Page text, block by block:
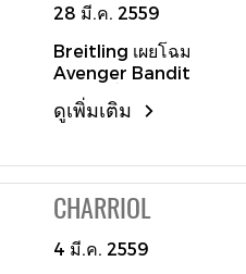
อิตาลี และในภายหลัง
ช่างนาฬิกามากฝีมืออย่าง
Gerald Genta และ
Daniel Roth ยังได้มา
ร่วมงานกับทาง
BVLGARI ทำให้นาฬิกา
ออกแบบและพัฒนาโด่ง
ดังด้วยรูปทรงที่แปลกใหม่
สร้างชื่อให้กับแบรนด์
28 มี.ค. 2559
Breitling เผยโฉม
Avenger Bandit
นาฬิกาที่เปรียบเสมือนจิต
วิญญาณแห่งการบิน
ขนาด 45 มิลลิเมตร
กลไกอัตโนมัติโครโน
กราฟ Calibre Breitling
13 เสริมกำลังแห่งการ
ดูเพิ่มเติม
CHARRIOL
4 มี.ค. 2559